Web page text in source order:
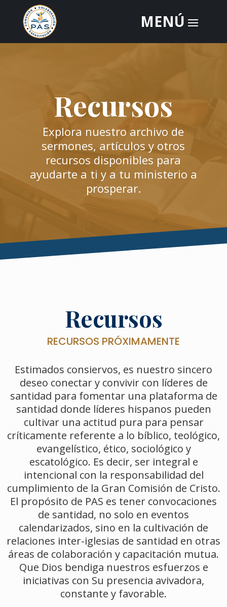
Recursos
Explora nuestro archivo de
sermones, artículos y otros
recursos disponibles para
ayudarte a ti y a tu ministerio a
prosperar.
Recursos
RECURSOS PRÓXIMAMENTE
Estimados consiervos, es nuestro sincero
deseo conectar y convivir con líderes de
santidad para fomentar una plataforma de
santidad donde líderes hispanos pueden
cultivar una actitud pura para pensar
críticamente referente a lo bíblico, teológico,
evangelístico, ético, sociológico y
escatológico. Es decir, ser integral e
intencional con la responsabilidad del
cumplimiento de la Gran Comisión de Cristo.
El propósito de PAS es tener convocaciones
de santidad, no solo en eventos
calendarizados, sino en la cultivación de
relaciones inter-iglesias de santidad en otras
áreas de colaboración y capacitación mutua.
Que Dios bendiga nuestros esfuerzos e
iniciativas con Su presencia avivadora,
constante y favorable.